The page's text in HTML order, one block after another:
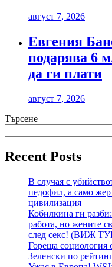
август 7, 2026
Евгения
подарява 6
да ги плати
август 7, 2026
Търсене
Recent Posts
В случая с
педофил, а само
цивилизация
Кобилкина ги
работа, но жените
след секс! (ВИЖ
Гореща
Зеленски по